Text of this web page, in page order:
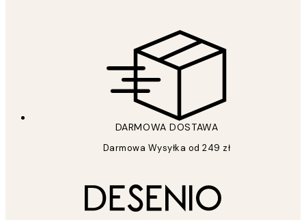
DARMOWA DOSTAWA
Darmowa Wysyłka od 249 zł